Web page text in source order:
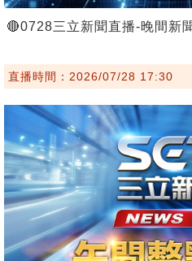
🔴0728三立新聞直播-晚間新
直播時間：2026/07/28 17:30